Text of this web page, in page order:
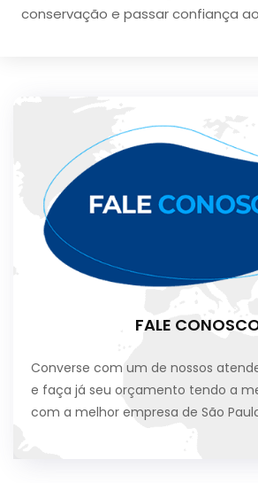
conservação e passar confiança
FALE
Converse com um de nossos
e faça já seu orçamento tendo a
com a melhor empresa de São